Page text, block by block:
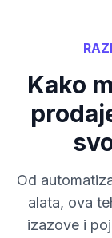
Kako
Od
alata, ova
izazove i